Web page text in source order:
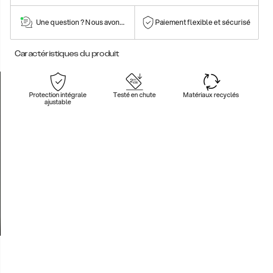
Une question ? Nous avons la réponse !Paiement flexible et sécurisé
Caractéristiques du produit
Protection intégrale
ajustable
Testé en chute Matériaux recyclés